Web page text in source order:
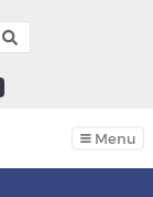
Menu